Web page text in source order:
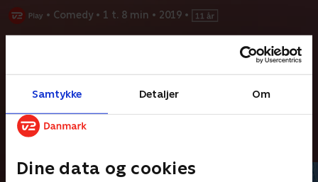
Samtykke Detaljer Om
Dine data og cookies
• Comedy • 1 t. 8 min • 2019 •
Det er forsvindende lidt, Tobias har datet sådan rigtig aktivt i sit
Andre så også